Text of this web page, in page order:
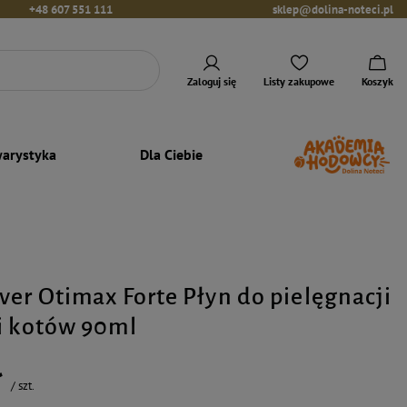
+48 607 551 111 sklep@dolina-noteci.pl
Zaloguj się Listy zakupowe Koszyk
Dla Ciebie
Otimax Forte Płyn do pielęgnacji
kotów 90ml
/szt.